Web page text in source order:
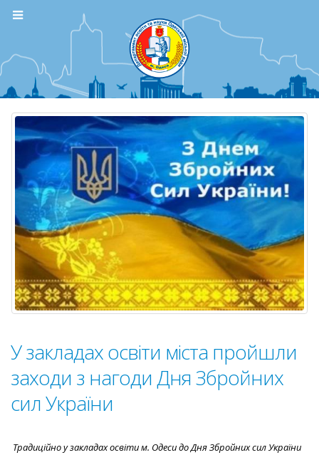
У закладах освіти міста пройшли
заходи з нагоди Дня Збройних
сил України
Традиційно у закладах освіти м. Одеси до ДняЗбройнихсилУкраїни